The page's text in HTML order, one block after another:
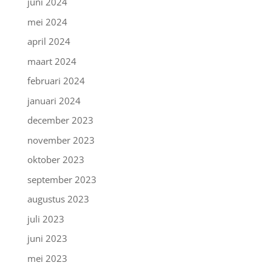
mei 2024
april 2024
maart 2024
februari 2024
januari 2024
december 2023
november 2023
oktober 2023
september 2023
augustus 2023
juli 2023
juni 2023
mei 2023